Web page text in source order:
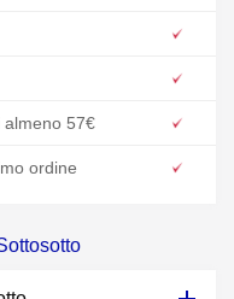
almeno 57€
ordine